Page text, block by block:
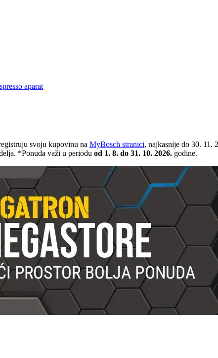
aparat
svoju kupovinu na MyBosch stranici, najkasnije do 30. 11.
*Ponuda važi u periodu od 1. 8. do 31. 10. 2026. godine.